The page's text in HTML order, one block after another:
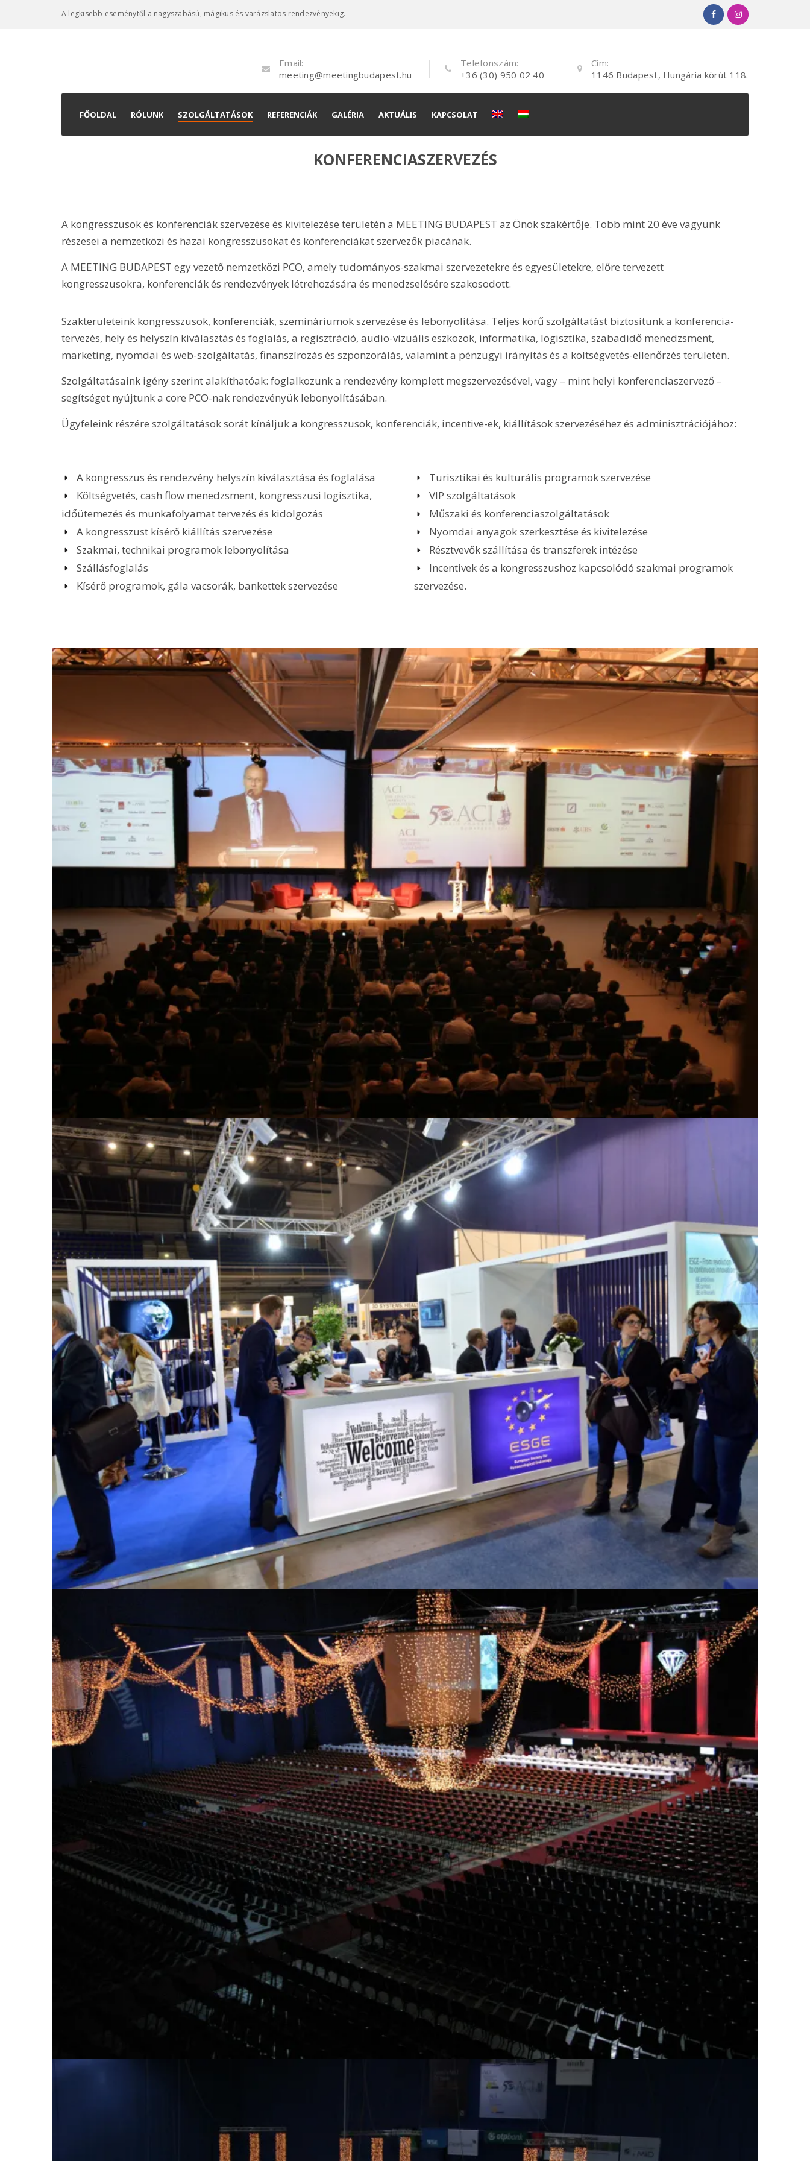
A legkisebb eseménytől a nagyszabású, mágikus és varázslatos rendezvényekig.
Email:
meeting@meetingbudapest.hu
Telefonszám:
+36 (30) 950 02 40
Cím:
1146 Budapest, Hungária körút 118.
FŐOLDAL RÓLUNK SZOLGÁLTATÁSOK REFERENCIÁK GALÉRIA AKTUÁLIS KAPCSOLAT
KONFERENCIASZERVEZÉS
A kongresszusok és konferenciák szervezése és kivitelezése területén a MEETING BUDAPEST az Önök szakértője. Több mint 20 éve vagyunk
részesei a nemzetközi és hazai kongresszusokat és konferenciákat szervezők piacának.
A MEETING BUDAPEST egy vezető nemzetközi PCO, amely tudományos-szakmai szervezetekre és egyesületekre, előre tervezett
kongresszusokra, konferenciák és rendezvények létrehozására és menedzselésére szakosodott.
Szakterületeink kongresszusok, konferenciák, szemináriumok szervezése és lebonyolítása. Teljes körű szolgáltatást biztosítunk a konferencia-
tervezés, hely és helyszín kiválasztás és foglalás, a regisztráció, audio-vizuális eszközök, informatika, logisztika, szabadidő menedzsment,
marketing, nyomdai és web-szolgáltatás, finanszírozás és szponzorálás, valamint a pénzügyi irányítás és a költségvetés-ellenőrzés területén.
Szolgáltatásaink igény szerint alakíthatóak: foglalkozunk a rendezvény komplett megszervezésével, vagy – mint helyi konferenciaszervező –
segítséget nyújtunk a core PCO-nak rendezvényük lebonyolításában.
Ügyfeleink részére szolgáltatások sorát kínáljuk a kongresszusok, konferenciák, incentive-ek, kiállítások szervezéséhez és adminisztrációjához:
A kongresszus és rendezvény helyszín kiválasztása és foglalása
Költségvetés, cash flow menedzsment, kongresszusi logisztika,
időütemezés és munkafolyamat tervezés és kidolgozás
A kongresszust kísérő kiállítás szervezése
Szakmai, technikai programok lebonyolítása
Szállásfoglalás
Kísérő programok, gála vacsorák, bankettek szervezése
Turisztikai és kulturális programok szervezése
VIP szolgáltatások
Műszaki és konferenciaszolgáltatások
Nyomdai anyagok szerkesztése és kivitelezése
Résztvevők szállítása és transzferek intézése
Incentivek és a kongresszushoz kapcsolódó szakmai programok
szervezése.